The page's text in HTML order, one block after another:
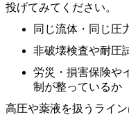
投げてみてください。
同じ流体・同じ圧
非破壊検査や耐圧
労災・損害保険や
制が整っているか
高圧や薬液を扱うライ